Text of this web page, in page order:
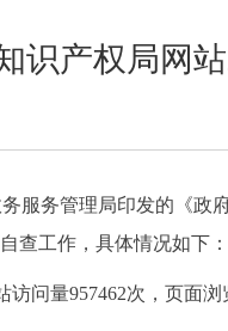
识产权局网
务管理局印发的《政
查工作，具体情况如下：
量957462次，页面浏